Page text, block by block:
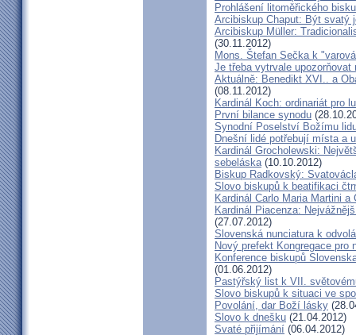
Prohlášení litoměřického
Arcibiskup Chaput: Být svatý
Arcibiskup Müller:
(30.11.2012)
Mons. Štefan Sečka k
Je třeba vytrvale
Aktuálně: Benedikt XVI.. a
(08.11.2012)
Kardinál Koch: ordinariát pro
První bilance synodu
Synodní Poselství Božímu
Dnešní lidé potřebují místa a
Kardinál Grocholewski:
sebeláska(10.10.2012)
Biskup Radkovský:
Slovo biskupů k beatifikaci
Kardinál Carlo Maria Martini
Kardinál Piacenza:
(27.07.2012)
Slovenská nunciatura k
Nový prefekt Kongregace pro
Konference biskupů
(01.06.2012)
Pastýřský list k VII.
Slovo biskupů k situaci ve
Povolání, dar Boží lásky
Slovo k dnešku (21.04.2012)
Svaté přijímání (06.04.2012)